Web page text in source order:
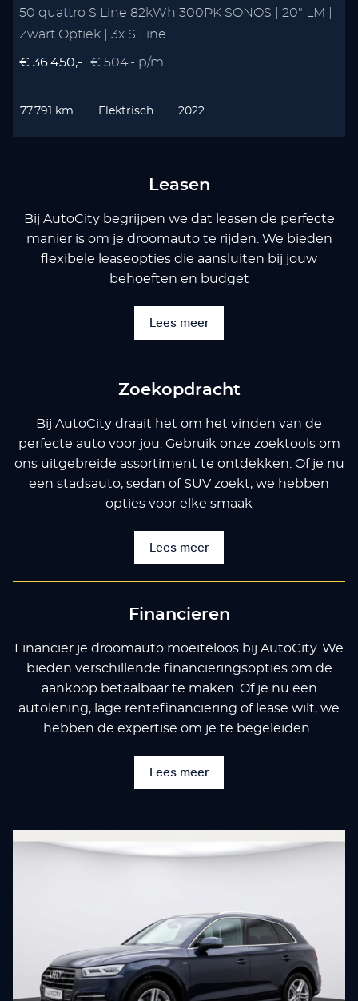
50 quattro S Line 82kWh 300PK SONOS | 20" LM |
Zwart Optiek | 3x S Line
€ 36.450,- € 504,- p/m
77.791 km Elektrisch 2022
Leasen
Bij AutoCity begrijpen we dat leasen de perfecte
manier is om je droomauto te rijden. We bieden
flexibele leaseopties die aansluiten bij jouw
behoeften en budget
Lees meer
Zoekopdracht
Bij AutoCity draait het om het vinden van de
perfecte auto voor jou. Gebruik onze zoektools om
ons uitgebreide assortiment te ontdekken. Of je nu
een stadsauto, sedan of SUV zoekt, we hebben
opties voor elke smaak
Lees meer
Financieren
Financier je droomauto moeiteloos bij AutoCity. We
bieden verschillende financieringsopties om de
aankoop betaalbaar te maken. Of je nu een
autolening, lage rentefinanciering of lease wilt, we
hebben de expertise om je te begeleiden.
Lees meer